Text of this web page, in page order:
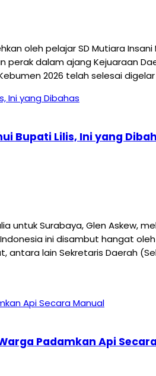
oleh pelajar SD Mutiara
dalam ajang Kejuaraan
2026 telah selesai
Bupati Lilis, Ini yang
untuk Surabaya, Glen Askew,
ini disambut hangat
antara lain Sekretaris Daerah
Padamkan Api